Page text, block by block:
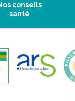
conseils
santé